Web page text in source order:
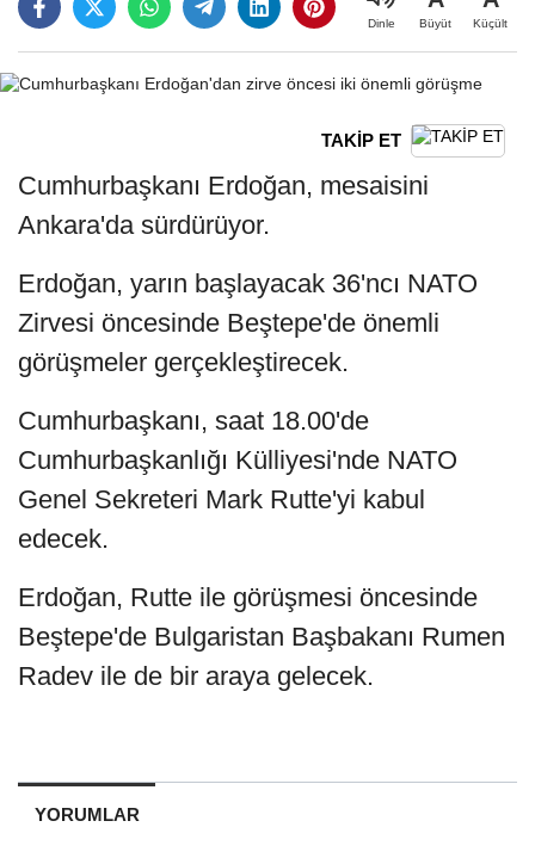
Dinle Büyüt Küçült
TAKİP ET
Cumhurbaşkanı Erdoğan, mesaisini
Ankara'da sürdürüyor.
Erdoğan, yarın başlayacak 36'ncı NATO
Zirvesi öncesinde Beştepe'de önemli
görüşmeler gerçekleştirecek.
Cumhurbaşkanı, saat 18.00'de
Cumhurbaşkanlığı Külliyesi'nde NATO
Genel Sekreteri Mark Rutte'yi kabul
edecek.
Erdoğan, Rutte ile görüşmesi öncesinde
Beştepe'de Bulgaristan Başbakanı Rumen
Radev ile de bir araya gelecek.
YORUMLAR